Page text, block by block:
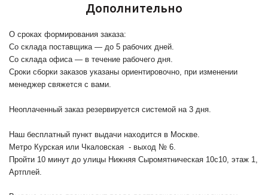
Дополнительно
О сроках формирования заказа:
Со склада поставщика — до 5 рабочих дней.
Со склада офиса — в течение рабочего дня.
Сроки сборки заказов указаны ориентировочно, при изменении
менеджер свяжется с вами.
Неоплаченный заказ резервируется системой на 3 дня.
Наш бесплатный пункт выдачи находится в Москве.
Метро Курская или Чкаловская - выход № 6.
Пройти 10 минут до улицы Нижняя Сыромятническая 10с10, этаж 1,
Артплей.